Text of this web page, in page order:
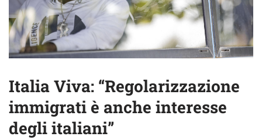
Italia Viva: “Regolarizzazione
immigrati è anche interesse
degli italiani”